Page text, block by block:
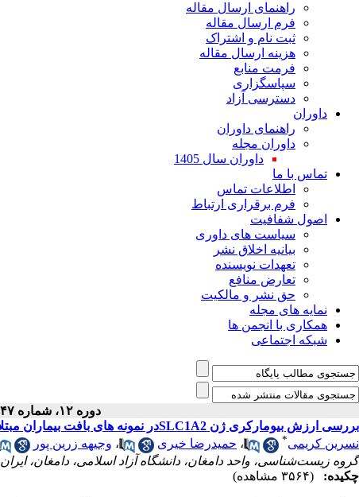
راهنمای ارسال مقاله
فرم ارسال مقاله
ثبت نام و اشتراک
هزینه ارسال مقاله
فرمت منابع
سپاسگزاری
دسترسی آزاد
داوران
راهنمای داوران
داوران مجله
داوران سال 1405
تماس با ما
اطلاعات تماس
فرم برقراری ارتباط
اصول شفافیت
سیاست های داوری
بیانیه اخلاق نشر
تعهدات نویسنده
تعارض منافع
حق نشر و مالکیت
نمایه های مجله
همکاری با انجمن ها
شبکه اجتماعی
دوره ۱۲، شماره ۴۷ - ( ۴-۱۴۰۱ )
بررسی ارزش بیومارکری ژن SLC1A2در نمونه های بافت بیماران مبتلا به گلیوبلاستوما مولتی فرم
نسرین کریمی* ، حمیدرضا خیری ، وجیهه زرین پور
گروه زیست‌شناسی، واحد دامغان، دانشگاه آزاد اسلامی، دامغان، ایران
چکیده:
(۳۵۶۴ مشاهده)